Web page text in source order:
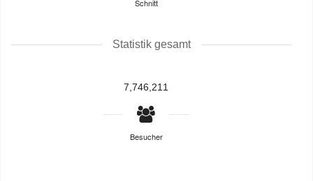
Schnitt
Statistik gesamt
7,746,211
Besucher